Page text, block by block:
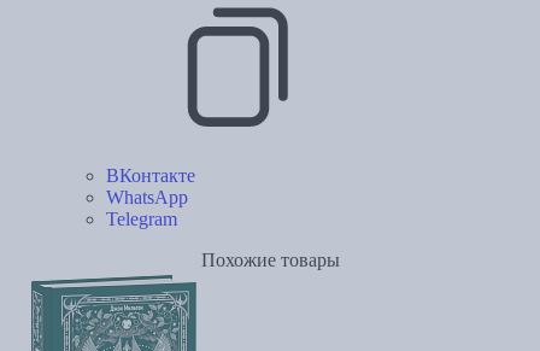
ВКонтакте
WhatsApp
Telegram
Похожие товары